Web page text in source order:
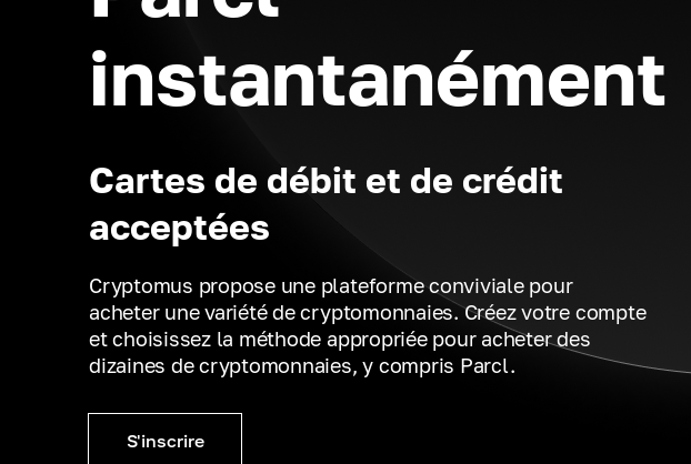
instantanément
Cartes de débit et de crédit
acceptées
Cryptomus propose une plateforme conviviale pour
acheter une variété de cryptomonnaies. Créez votre compte
et choisissez la méthode appropriée pour acheter des
dizaines de cryptomonnaies, y compris Parcl.
S'inscrire